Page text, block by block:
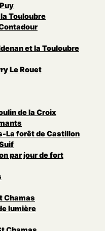
Touloubre
et la Touloubre
Le Rouet
de la Croix
La forêt de Castillon
par jour de fort
Chamas
lumière